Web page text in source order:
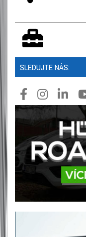
SLEDUJTE NÁS: